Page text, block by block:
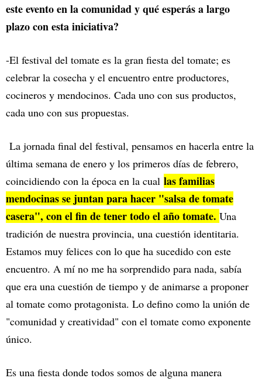
este evento en la comunidad y qué esperás a largo
plazo con esta iniciativa?
-El festival del tomate es la gran fiesta del tomate; es
celebrar la cosecha y el encuentro entre productores,
cocineros y mendocinos. Cada uno con sus productos,
cada uno con sus propuestas.
La jornada final del festival, pensamos en hacerla entre la
última semana de enero y los primeros días de febrero,
coincidiendo con la época en la cual las familias
mendocinas se juntan para hacer "salsa de tomate
casera", con el fin de tener todo el año tomate. Una
tradición de nuestra provincia, una cuestión identitaria.
Estamos muy felices con lo que ha sucedido con este
encuentro. A mí no me ha sorprendido para nada, sabía
que era una cuestión de tiempo y de animarse a proponer
al tomate como protagonista. Lo defino como la unión de
"comunidad y creatividad" con el tomate como exponente
único.
Es una fiesta donde todos somos de alguna manera